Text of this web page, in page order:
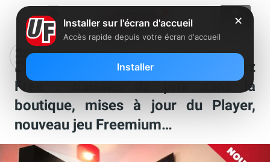
Les nouveautés de la semaine chez
Free : baisses de prix dans la
boutique, mises à jour du Player,
nouveau jeu Freemium…
✕
Installer sur l'écran d'accueil
Accès rapide depuis votre écran d'accueil
Installer